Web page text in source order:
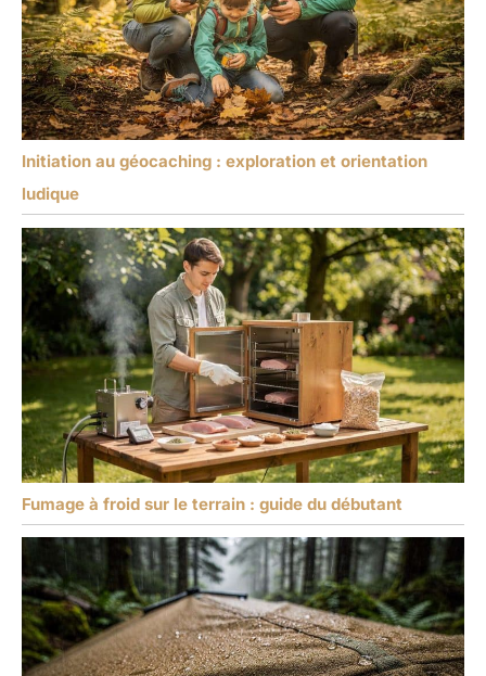
Initiation au géocaching : exploration et orientation
ludique
Fumage à froid sur le terrain : guide du débutant